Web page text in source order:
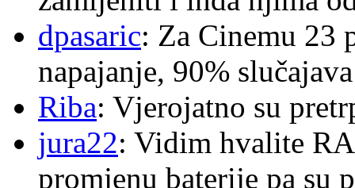
dpasaric: Za Cinemu 23
napajanje, 90%
Riba: Vjerojatno su
jura22: Vidim hvalite
promjenu baterije pa su